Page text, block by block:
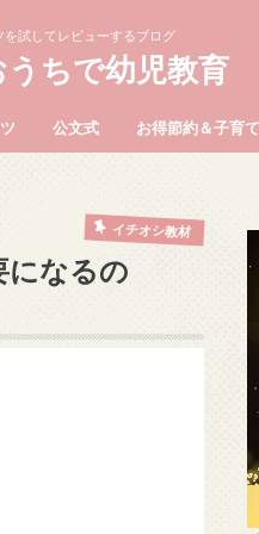
試してレビューするブログ
ちで幼児教育
公文式 お得節約＆子育
イチオシ教材
になるの